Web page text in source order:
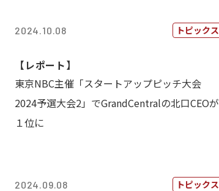
2024.10.08 トピックス
【レポート】
東京NBC主催「スタートアップピッチ大会
2024予選大会2」でGrandCentralの北口CEOが
１位に
2024.09.08 トピックス